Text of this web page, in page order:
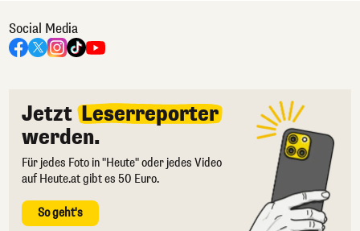
Social Media
Jetzt Leserreporter
werden.
Für jedes Foto in "Heute" oder jedes Video
auf Heute.at gibt es 50 Euro.
So geht's